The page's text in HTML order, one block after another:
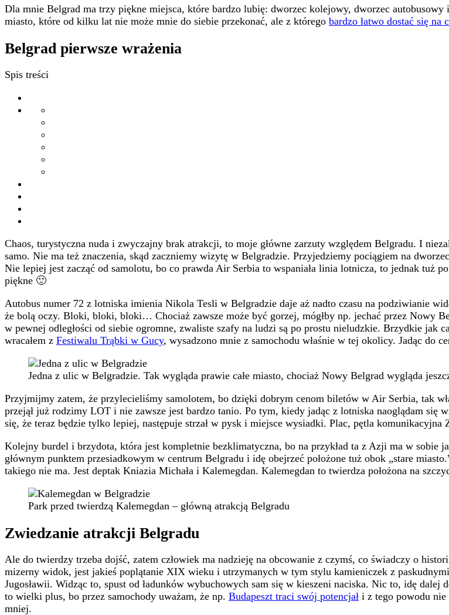
Dla mnie Belgrad ma trzy piękne miejsca, które bardzo lubię: dworzec kolejowy, dworzec
miasto, które od kilku lat nie może mnie do siebie przekonać, ale z którego bardzo łatwo dostać się na
Belgrad pierwsze wrażenia
Spis treści
Chaos, turystyczna nuda i zwyczajny brak atrakcji, to moje główne zarzuty względem Belgradu. I
samo. Nie ma też znaczenia, skąd zaczniemy wizytę w Belgradzie. Przyjedziemy pociągiem na
Nie lepiej jest zacząć od samolotu, bo co prawda Air Serbia to wspaniała linia lotnicza, to jednak tuż
piękne 🙂
Autobus numer 72 z lotniska imienia Nikola Tesli w Belgradzie daje aż nadto czasu na podziwianie
że bolą oczy. Bloki, bloki, bloki… Chociaż zawsze może być gorzej, mógłby np. jechać przez Nowy
w pewnej odległości od siebie ogromne, zwaliste szafy na ludzi są po prostu nieludzkie. Brzydkie jak
wracałem z Festiwalu Trąbki w Gucy, wysadzono mnie z samochodu właśnie w tej okolicy. Jadąc do
Jedna z ulic w Belgradzie. Tak wygląda prawie całe miasto, chociaż Nowy Belgrad wygląda
Przyjmijmy zatem, że przylecieliśmy samolotem, bo dzięki dobrym cenom biletów w Air Serbia, tak
przejął już rodzimy LOT i nie zawsze jest bardzo tanio. Po tym, kiedy jadąc z lotniska naoglądam
się, że teraz będzie tylko lepiej, następuje strzał w pysk i miejsce wysiadki. Plac, pętla komunikacyjna
Kolejny burdel i brzydota, która jest kompletnie bezklimatyczna, bo na przykład ta z Azji ma w sobie
głównym punktem przesiadkowym w centrum Belgradu i idę obejrzeć położone tuż obok „stare
takiego nie ma. Jest deptak Kniazia Michała i Kalemegdan. Kalemegdan to twierdza położona na
Park przed twierdzą Kalemegdan – główną atrakcją Belgradu
Zwiedzanie atrakcji Belgradu
Ale do twierdzy trzeba dojść, zatem człowiek ma nadzieję na obcowanie z czymś, co świadczy o
mizerny widok, jest jakieś poplątanie XIX wieku i utrzymanych w tym stylu kamieniczek z
Jugosławii. Widząc to, spust od ładunków wybuchowych sam się w kieszeni naciska. Nic to, idę
to wielki plus, bo przez samochody uważam, że np. Budapeszt traci swój potencjał i z tego powodu
mniej.